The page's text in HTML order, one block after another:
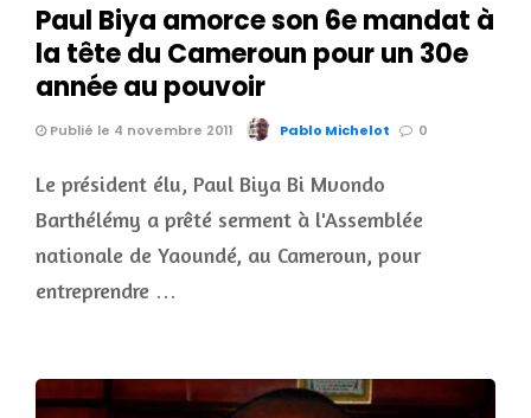
Paul Biya amorce son 6e mandat à
la tête du Cameroun pour un 30e
année au pouvoir
Publié le 4 novembre 2011 Pablo Michelot 0
Le président élu, Paul Biya Bi Mvondo
Barthélémy a prêté serment à l'Assemblée
nationale de Yaoundé, au Cameroun, pour
entreprendre …